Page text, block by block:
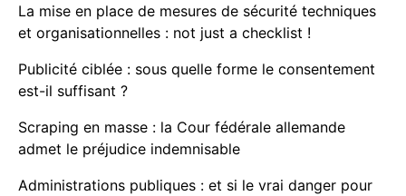
La mise en place de mesures de sécurité techniques
et organisationnelles : not just a checklist !
Publicité ciblée : sous quelle forme le consentement
est-il suffisant ?
Scraping en masse : la Cour fédérale allemande
admet le préjudice indemnisable
Administrations publiques : et si le vrai danger pour